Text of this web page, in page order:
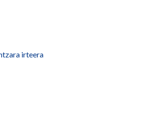
irteera